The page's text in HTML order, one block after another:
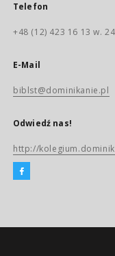
Telefon
+48 (12) 423 16 13 w.
E-Mail
biblst@dominikanie.pl
Odwiedź nas!
http://